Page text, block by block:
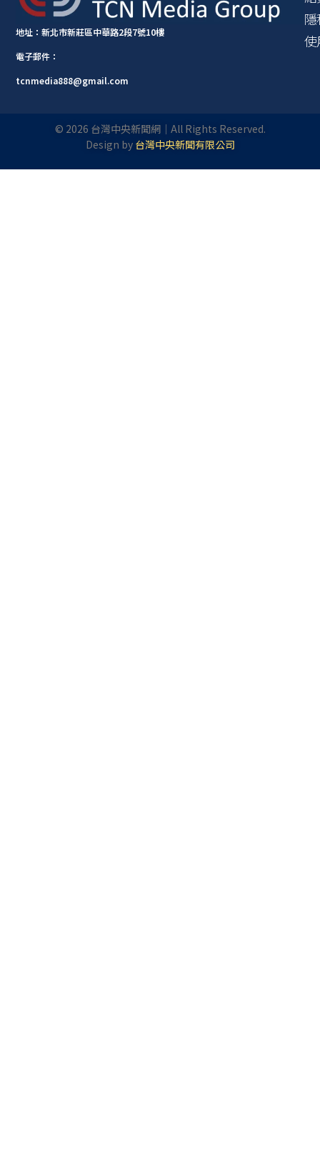
地址：新北市新莊區中華路2段7號10樓
電子郵件：
tcnmedia888@gmail.com
© 2026 台灣中央新聞網｜All Rights Reserved.
Design by 台灣中央新聞有限公司